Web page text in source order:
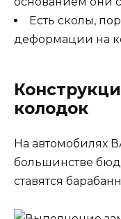
Есть сколы,
деформации на
колодок
На автомобилях
большинстве
ставятся